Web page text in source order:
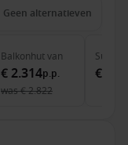
Geen alternatieven
Balkonhutvan
€ 2.314p.p.
was€ 2.822
Suite
€